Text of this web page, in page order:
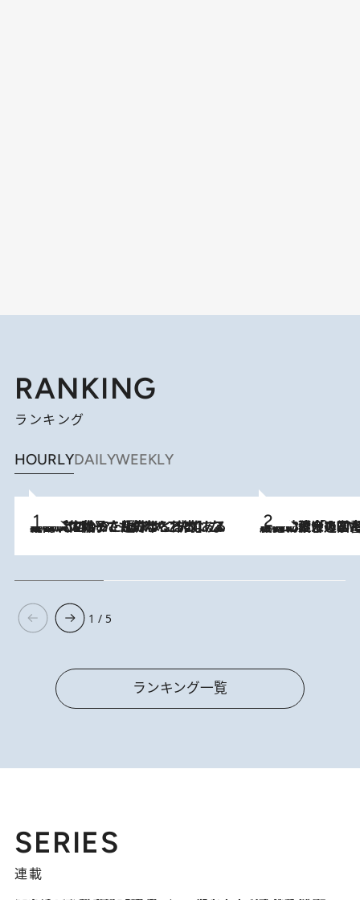
RANKING
ランキング
HOURLYDAILYWEEKLY
2026.8.5
【阿川佐和子さんの年とる力】なぜ70代で始めた趣味は“こんなに楽しい”のか？ ピアノ、俳句…スランプに陥っても続けられる“ある秘訣”とは 2026.8.3
慶應幼稚舎の図書室からテレビの世界に飛び込んだ阿川佐和子（72）
1 / 5
ランキング一覧
SERIES
連載